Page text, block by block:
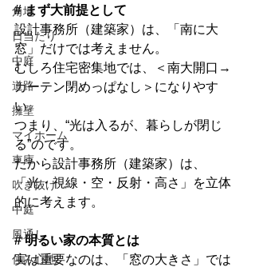
角地
日当たり
中庭
道路
擁壁
マイホーム
車庫
吹き抜け
中庭
風通し
住み心地
# まず大前提として
設計事務所（建築家）は、「南に大
窓」だけでは考えません。
むしろ住宅密集地では、＜南大開口→
カーテン閉めっぱなし＞になりやす
い。
つまり、“光は入るが、暮らしが閉じ
る”のです。
だから設計事務所（建築家）は、
「光・視線・空・反射・高さ」を立体
的に考えます。
# 明るい家の本質とは
実は重要なのは、「窓の大きさ」では